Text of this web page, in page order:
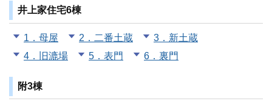
井上家住宅6棟
1．母屋 2．二番土蔵
3．新土蔵
4．旧漉場
5．表門 6．裏門
附3棟